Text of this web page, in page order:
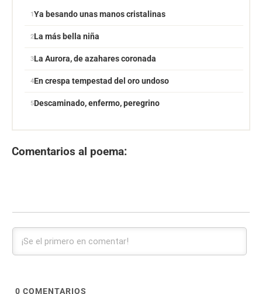
Ya besando unas manos cristalinas
La más bella niña
La Aurora, de azahares coronada
En crespa tempestad del oro undoso
Descaminado, enfermo, peregrino
Comentarios al poema:
0 COMENTARIOS